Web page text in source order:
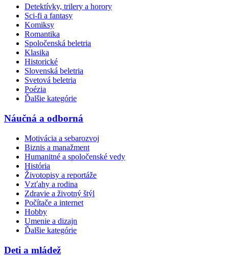
Detektívky, trilery a horory
Sci-fi a fantasy
Komiksy
Romantika
Spoločenská beletria
Klasika
Historické
Slovenská beletria
Svetová beletria
Poézia
Ďalšie kategórie
Náučná a odborná
Motivácia a sebarozvoj
Biznis a manažment
Humanitné a spoločenské vedy
História
Životopisy a reportáže
Vzťahy a rodina
Zdravie a životný štýl
Počítače a internet
Hobby
Umenie a dizajn
Ďalšie kategórie
Deti a mládež